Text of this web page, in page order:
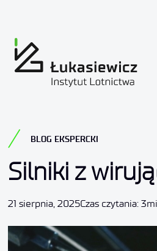
BLOG EKSPERCKI
Silniki z
21 sierpnia, 2025Czas czytania: